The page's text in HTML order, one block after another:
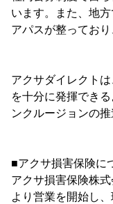
います。また、地
アパスが整っており
アクサダイレクト
を十分に発揮でき
ンクルージョンの
■アクサ損害保険に
アクサ損害保険株
より営業を開始し